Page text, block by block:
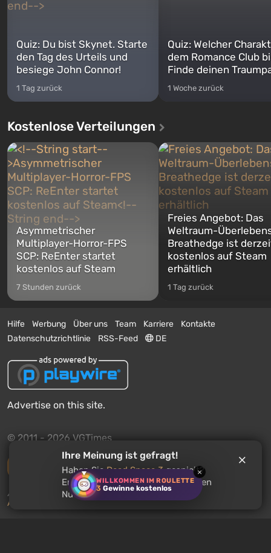
WILLKOMMEN IM ROULETTE
3 Gewinne kostenlos
×
Quiz: Du bist Skynet. Starte
den Tag des Urteils und
besiege John Connor!
1 Tag zurück
Quiz: Welcher
dem Romance Club
Finde deinen
1 Woche zurück
Kostenlose Verteilungen
Asymmetrischer
Multiplayer-Horror-FPS
SCP: ReEnter startet
kostenlos auf Steam
7 Stunden zurück
Freies Angebot: Das
Weltraum-
Breathedge ist
kostenlos auf Steam
erhältlich
1 Tag zurück
Hilfe Werbung Über uns Team Karriere
Kontakte
Datenschutzrichtlinie
RSS-Feed DE
Advertise on this site.
© 2011 - 2026 VGTimes
Vollständige Version
Push-Benachrichtigungen über Nachrichten:
Aktivieren
Ihre Meinung ist gefragt!
Haben SieDead Space 3gespielt?
Empfehlen Sie dieses Spiel anderen
Nutzern?